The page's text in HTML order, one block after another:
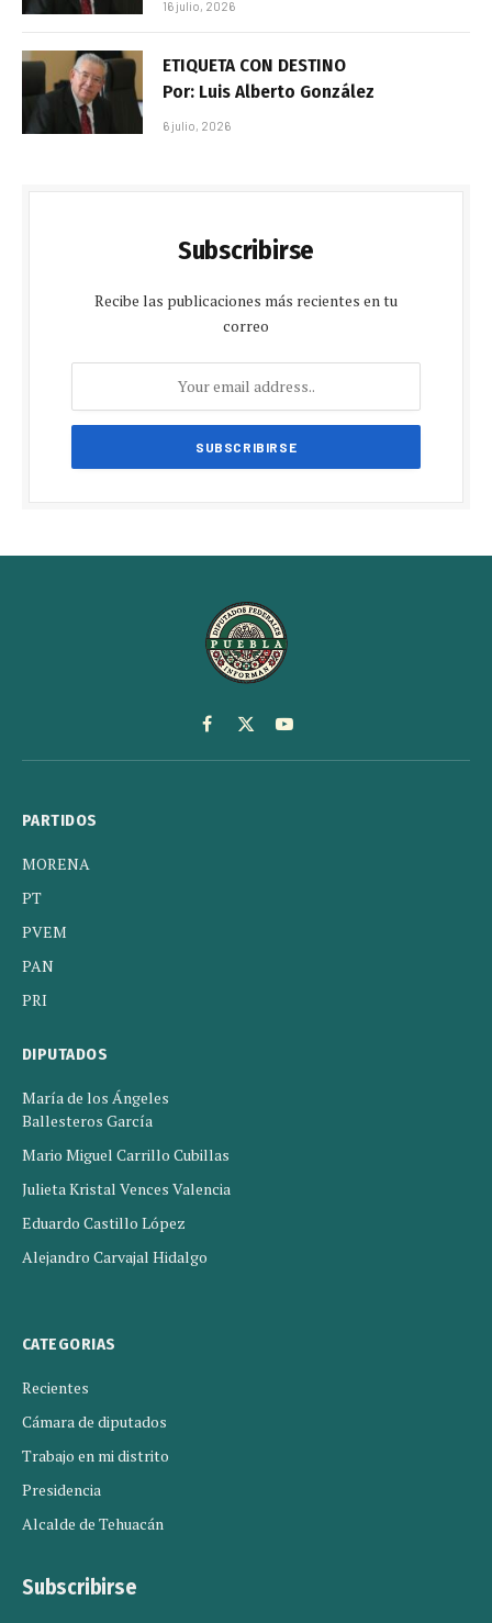
16 julio, 2026
ETIQUETA CON DESTINO
Por: Luis Alberto González
6 julio, 2026
Subscribirse
Recibe las publicaciones más recientes en tu
correo
Facebook
X
(Twitter)
YouTube
PARTIDOS
MORENA
PT
PVEM
PAN
PRI
DIPUTADOS
María de los Ángeles
Ballesteros García
Mario Miguel Carrillo Cubillas
Julieta Kristal Vences Valencia
Eduardo Castillo López
Alejandro Carvajal Hidalgo
CATEGORIAS
Recientes
Cámara de diputados
Trabajo en mi distrito
Presidencia
Alcalde de Tehuacán
Subscribirse